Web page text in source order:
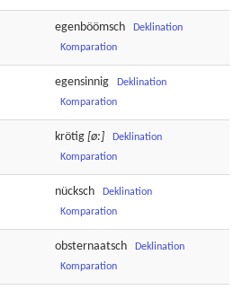
egenböömsch
Deklination
Komparation
egensinnig
Deklination
Komparation
krötig [ø:]
Deklination
Komparation
nücksch
Deklination
Komparation
obsternaatsch
Deklination
Komparation